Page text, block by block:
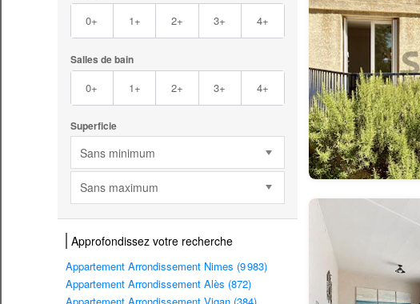
0+ 1+ 2+ 3+ 4+
Salles de bain
0+ 1+ 2+ 3+ 4+
Superficie
Sans minimum
Sans maximum
Approfondissez votre recherche
Appartement Arrondissement Nimes (9 983)
Appartement Arrondissement Alès (872)